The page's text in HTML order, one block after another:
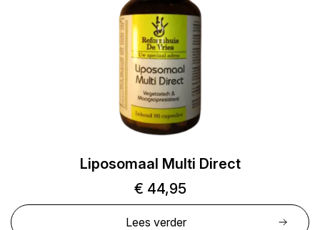
Liposomaal Multi Direct
€ 44,95
Lees verder